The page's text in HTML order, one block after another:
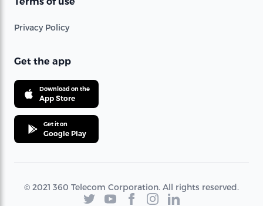
Privacy Policy
Get the app
Download on the
App Store
Get it on
Google Play
© 2021 360 Telecom Corporation. All rights reserved.